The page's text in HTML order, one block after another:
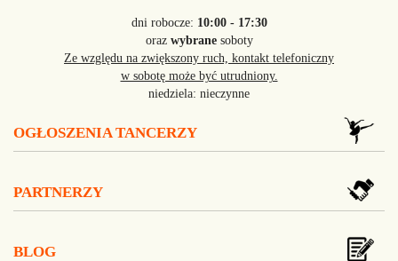
dni robocze: 10:00 - 17:30
oraz wybranesoboty
Ze względu na zwiększony ruch, kontakt telefoniczny
w sobotę może być utrudniony.
niedziela: nieczynne
OGŁOSZENIA TANCERZY
PARTNERZY
BLOG